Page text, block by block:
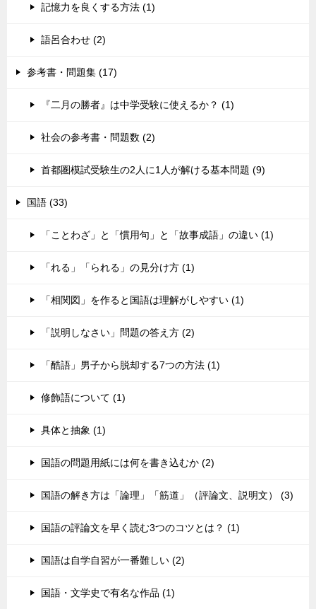
記憶力を良くする方法 (1)
語呂合わせ (2)
参考書・問題集 (17)
『二月の勝者』は中学受験に使えるか？ (1)
社会の参考書・問題数 (2)
首都圏模試受験生の2人に1人が解ける基本問題 (9)
国語 (33)
「ことわざ」と「慣用句」と「故事成語」の違い (1)
「れる」「られる」の見分け方 (1)
「相関図」を作ると国語は理解がしやすい (1)
「説明しなさい」問題の答え方 (2)
「酷語」男子から脱却する7つの方法 (1)
修飾語について (1)
具体と抽象 (1)
国語の問題用紙には何を書き込むか (2)
国語の解き方は「論理」「筋道」（評論文、説明文） (3)
国語の評論文を早く読む3つのコツとは？ (1)
国語は自学自習が一番難しい (2)
国語・文学史で有名な作品 (1)